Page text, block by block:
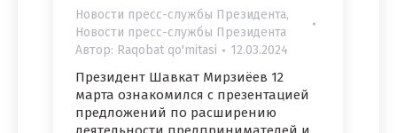
Новости пресс-службы Президента,
Новости пресс-службы Президента
Автор: Raqobat qo'mitasi 12.03.2024
Президент Шавкат Мирзиёев 12
марта ознакомился с презентацией
предложений по расширению